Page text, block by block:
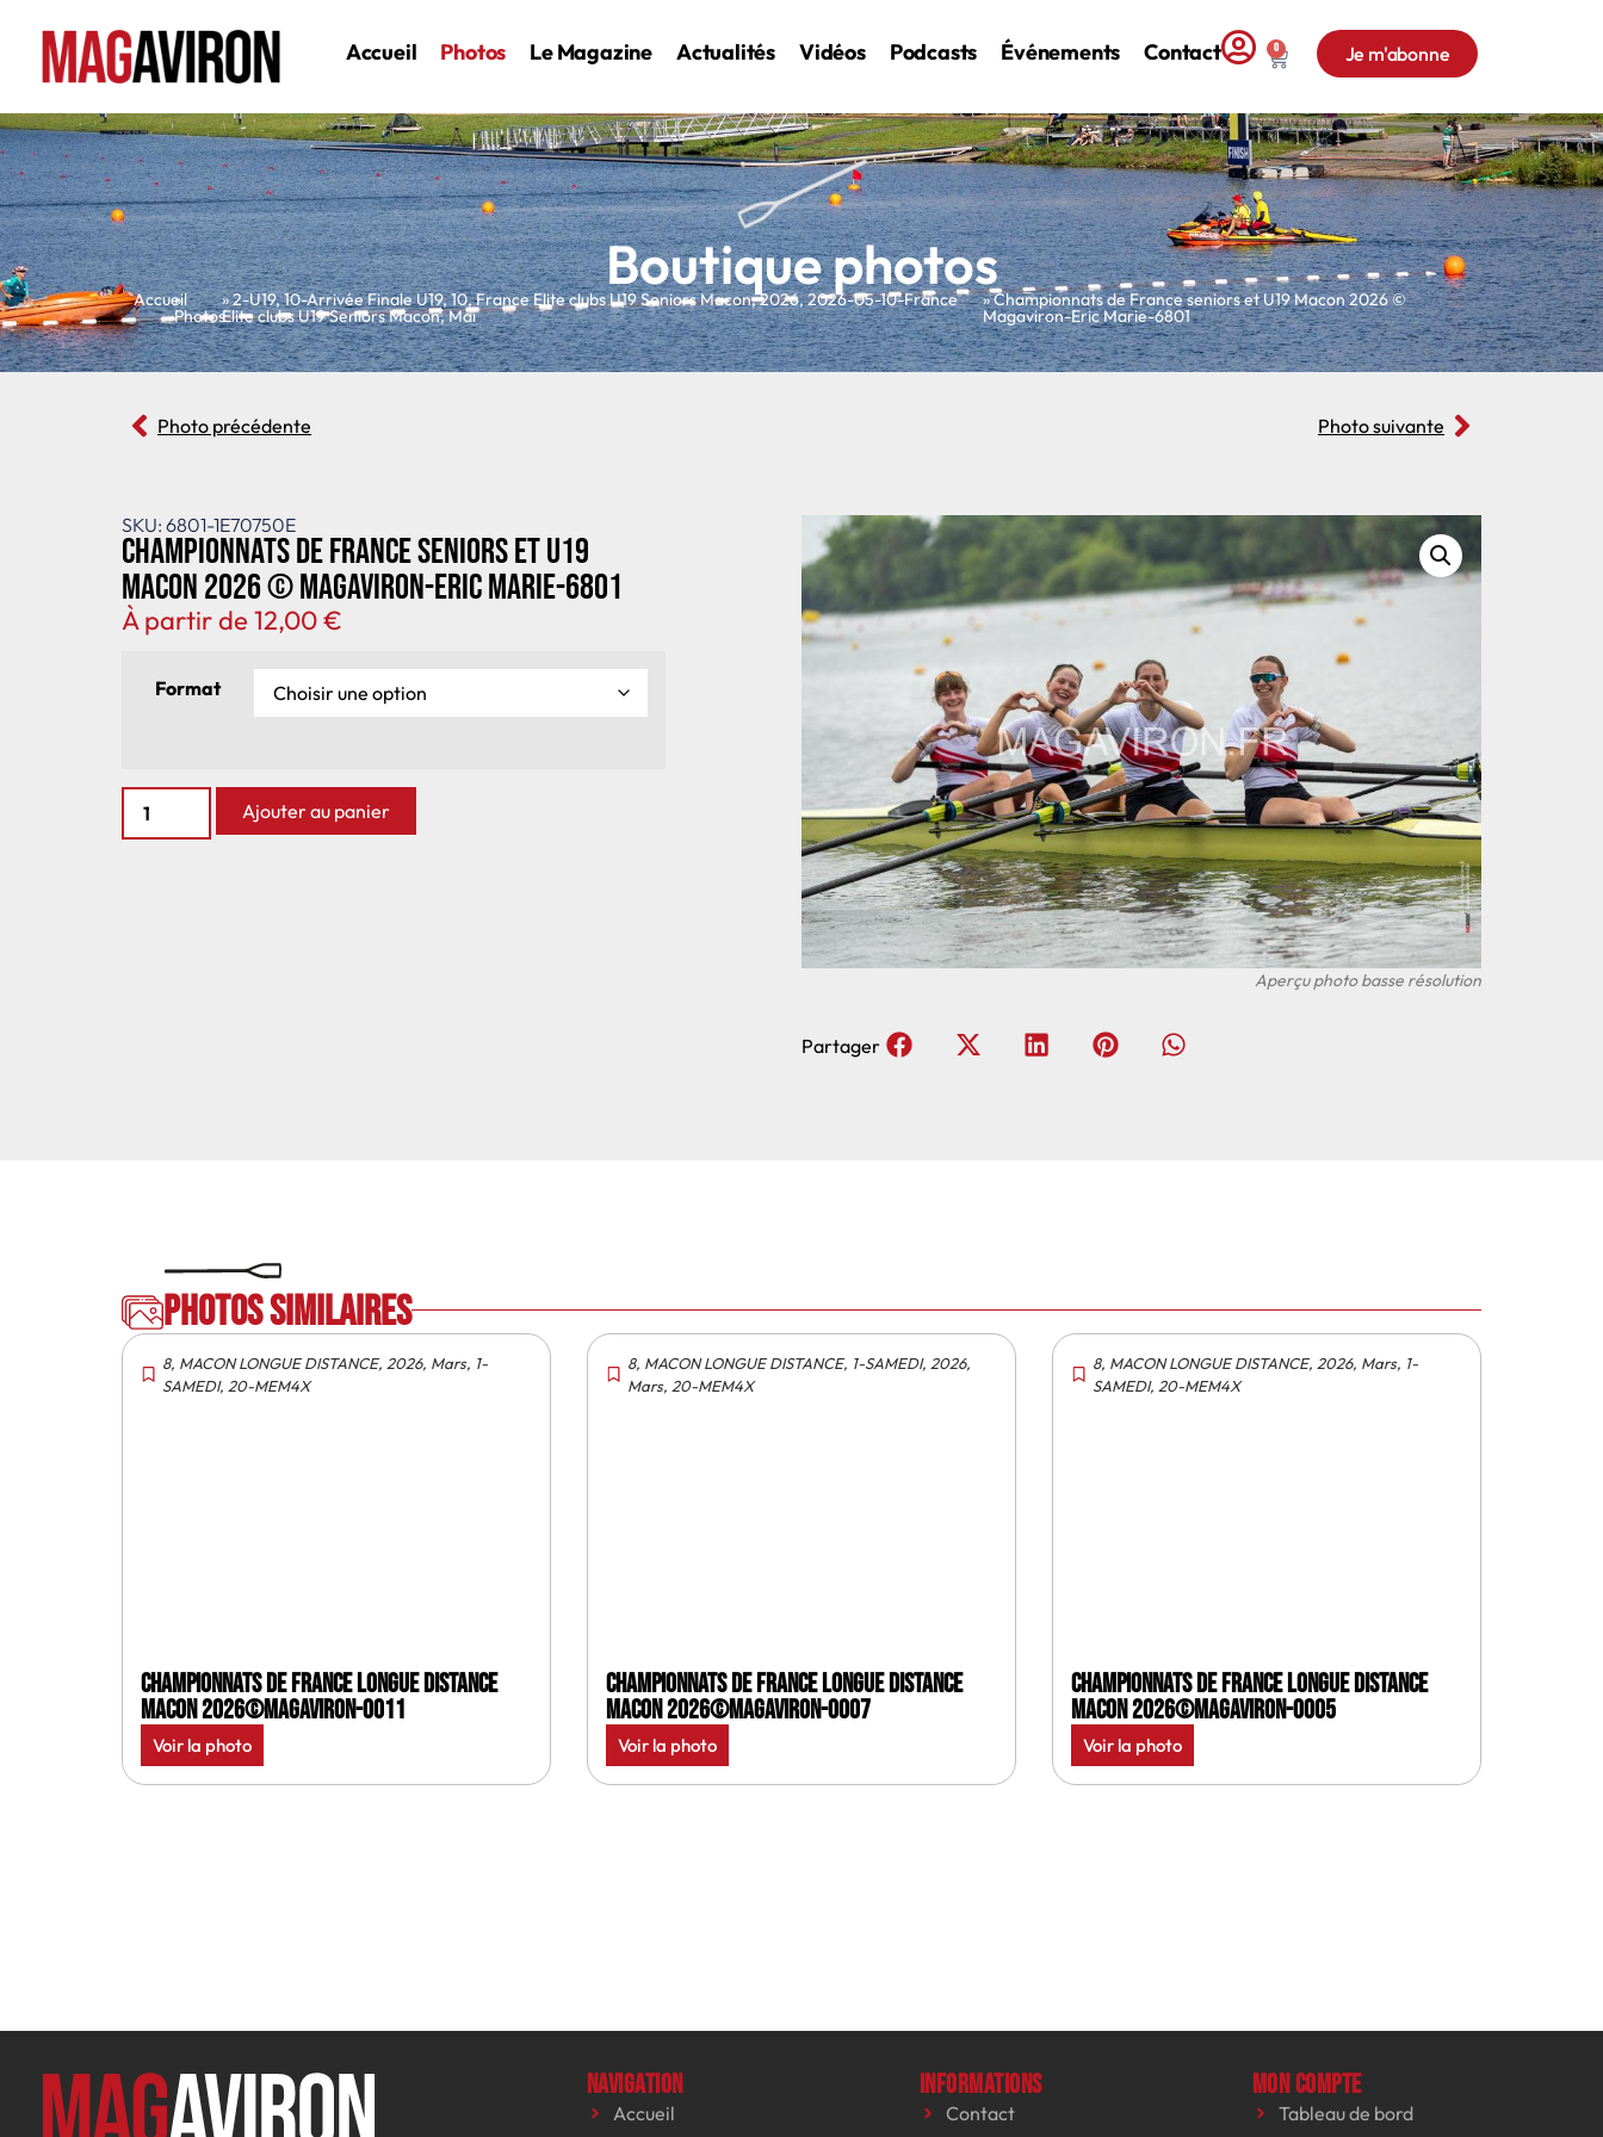
Accueil Photos Le Magazine Actualités Vidéos Podcasts Événements Contact 0 Je m'abonne
Boutique photos
Accueil
»
Photos
»2-U19,10-Arrivée Finale U19,10,France Elite clubs U19 Seniors Macon,2026,2026-05-10-France
Elite clubs U19 Seniors Macon,Mai
» Championnats de France seniors et U19 Macon 2026 ©
Magaviron-Eric Marie-6801
Photo précédente Photo suivante
SKU: 6801-1E70750E
Championnats de France seniors et U19
Macon 2026 © Magaviron-Eric Marie-6801
À partir de 12,00€
Format
Ajouter au panier
Partager
Photos similaires
8, MACON LONGUE DISTANCE, 2026, Mars, 1-
SAMEDI, 20-MEM4X
Championnats de France longue distance
Macon 2026©MagAviron-0011
Voir la photo
8, MACON LONGUE DISTANCE, 1-SAMEDI, 2026,
Mars, 20-MEM4X
Championnats de France longue distance
Macon 2026©MagAviron-0007
Voir la photo
8, MACON LONGUE DISTANCE, 2026, Mars, 1-
SAMEDI, 20-MEM4X
Championnats de France longue distance
Macon 2026©MagAviron-0005
Voir la photo
Navigation
Accueil
Informations
Contact
Mon compte
Tableau de bord